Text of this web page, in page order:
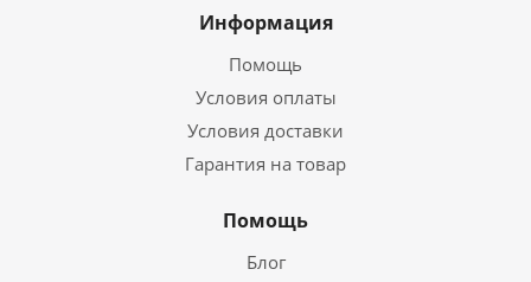
Информация
Помощь
Условия оплаты
Условия доставки
Гарантия на товар
Помощь
Блог